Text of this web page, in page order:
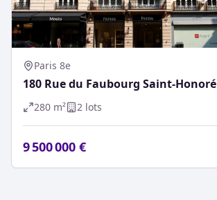
Paris 8e
180 Rue du Faubourg Saint-Honoré
280 m² 2 lots
9 500 000 €